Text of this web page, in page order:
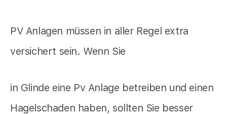
PV Anlagen müssen in aller Regel extra
versichert sein. Wenn Sie
in Glinde eine Pv Anlage betreiben und einen
Hagelschaden haben, sollten Sie besser